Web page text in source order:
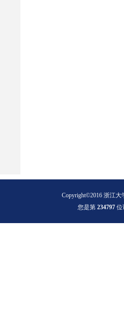
Copyright©2016 浙江大
您是第234797 位